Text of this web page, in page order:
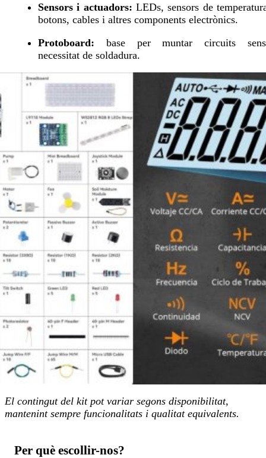
Sensors i actuadors: LEDs, sensors de
botons, cables i altres components electrònics.
Protoboard: base per muntar circuits
necessitat de soldadura.
El contingut del kit pot variar segons disponibilitat,
mantenint sempre funcionalitats i qualitat equivalents.
Per què escollir-nos?